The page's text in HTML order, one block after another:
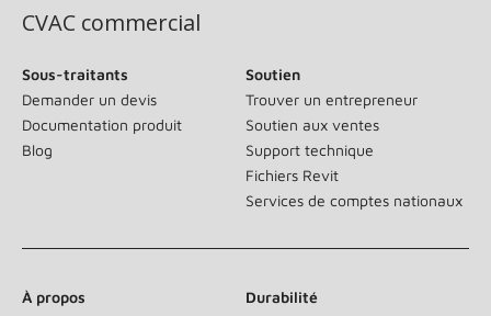
CVAC commercial
Sous-traitants
Demander un devis
Documentation produit
Blog
Soutien
Trouver un entrepreneur
Soutien aux ventes
Support technique
Fichiers Revit
Services de comptes nationaux
À propos
Durabilité